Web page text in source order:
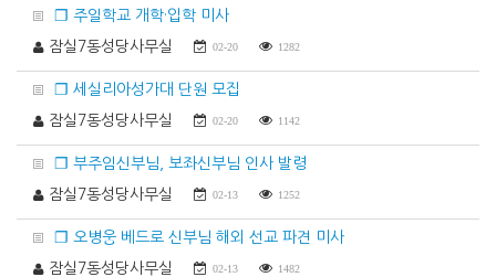
❐ 주일학교 개학·입학 미사
잠실7동성당사무실
02-20 1282
❐ 세실리아성가대 단원 모집
잠실7동성당사무실
02-20 1142
❐ 부주임신부님, 보좌신부님 인사 발령
잠실7동성당사무실
02-13 1252
❐ 오병웅 베드로 신부님 해외 선교 파견 미사
잠실7동성당사무실
02-13 1482